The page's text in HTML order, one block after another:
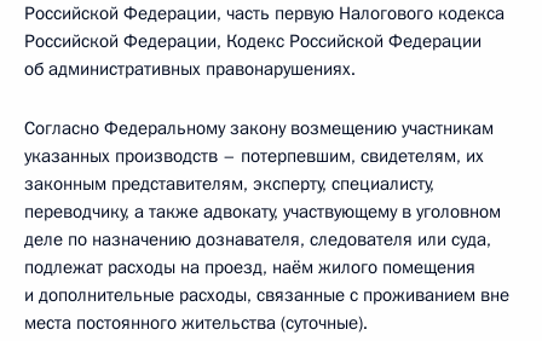
Российской Федерации, часть первую Налогового кодекса
Российской Федерации, Кодекс Российской Федерации
об административных правонарушениях.
Согласно Федеральному закону возмещению участникам
указанных производств – потерпевшим, свидетелям, их
законным представителям, эксперту, специалисту,
переводчику, а также адвокату, участвующему в уголовном
деле по назначению дознавателя, следователя или суда,
подлежат расходы на проезд, наём жилого помещения
и дополнительные расходы, связанные с проживанием вне
места постоянного жительства (суточные).